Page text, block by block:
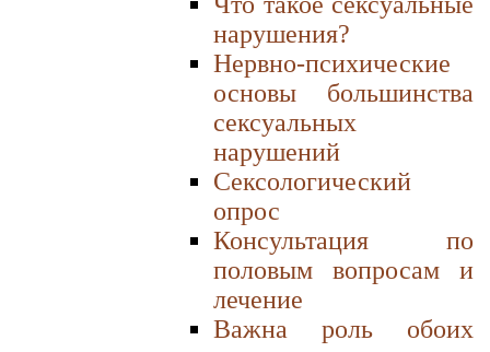
нарушения?
Нервно-психические
основы большинства
сексуальных
нарушений
Сексологический
опрос
Консультация по
половым вопросам и
лечение
Важна роль обоих